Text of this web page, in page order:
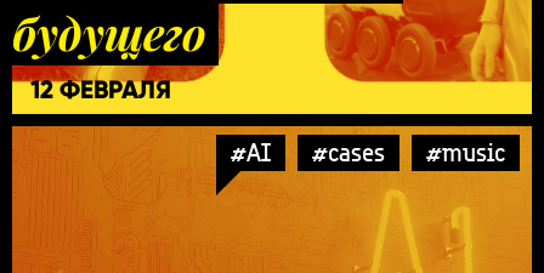
будущего
12 ФЕВРАЛЯ
#AI #cases #music